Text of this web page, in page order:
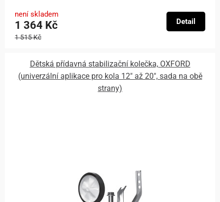
není skladem
1 364 Kč
1 515 Kč
Detail
Dětská přídavná stabilizační kolečka, OXFORD
(univerzální aplikace pro kola 12" až 20", sada na obě
strany)